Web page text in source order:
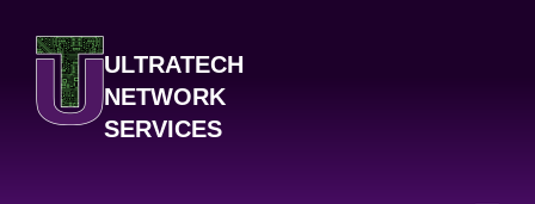
ULTRATECH
NETWORK
SERVICES